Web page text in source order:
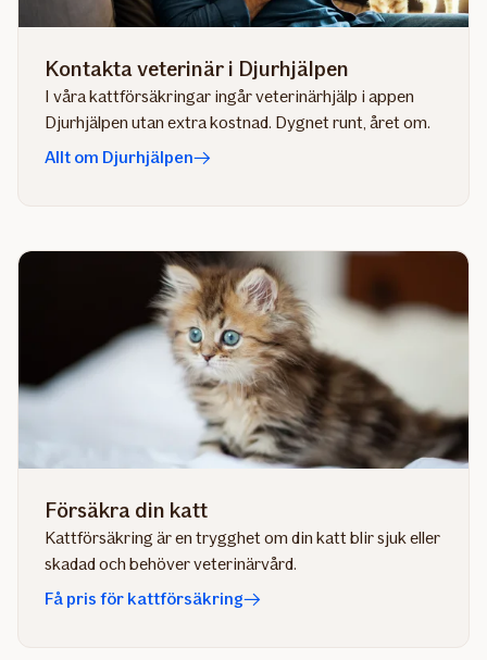
Kontakta veterinär i Djurhjälpen
I våra kattförsäkringar ingår veterinärhjälp i appen
Djurhjälpen utan extra kostnad. Dygnet runt, året om.
Allt om Djurhjälpen
Försäkra din katt
Kattförsäkring är en trygghet om din katt blir sjuk eller
skadad och behöver veterinärvård.
Få pris för kattförsäkring